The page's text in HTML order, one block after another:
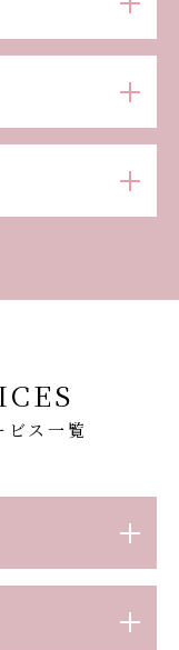
ビス一覧